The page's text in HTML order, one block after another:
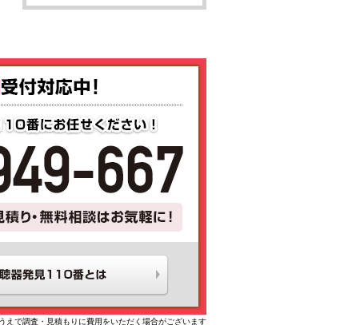
で調査・見積もりに費用をいただく場合がございます